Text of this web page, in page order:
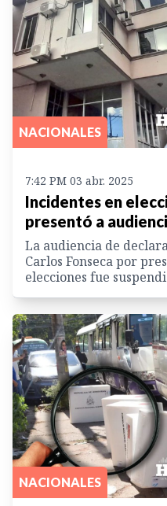
NACIONALES
7:42 PM 03 abr. 2025
Incidentes en
presentó a
La audiencia de
Carlos Fonseca por
elecciones fue
NACIONALES